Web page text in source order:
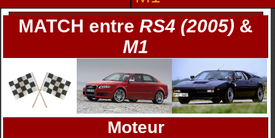
MATCH entreRS4 (2005) &
M1
Moteur